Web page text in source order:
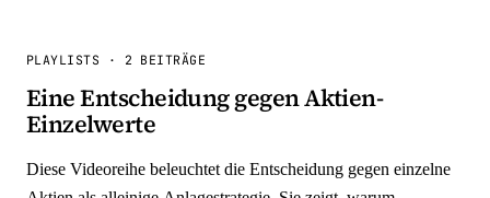
PLAYLISTS · 2 BEITRÄGE
Eine Entscheidung gegen Aktien-
Einzelwerte
Diese Videoreihe beleuchtet die Entscheidung gegen einzelne